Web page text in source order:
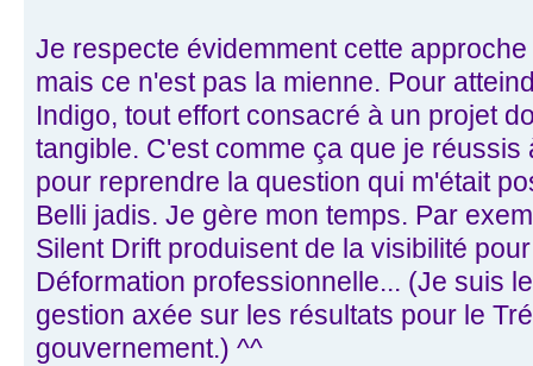
Je respecte évidemment cette
mais ce n'est pas la mienne. Pour
Indigo, tout effort consacré à un projet
tangible. C'est comme ça que je réussis
pour reprendre la question qui m'était
Belli jadis. Je gère mon temps. Par
Silent Drift produisent de la visibilité
Déformation professionnelle... (Je suis
gestion axée sur les résultats pour le
gouvernement.) ^^